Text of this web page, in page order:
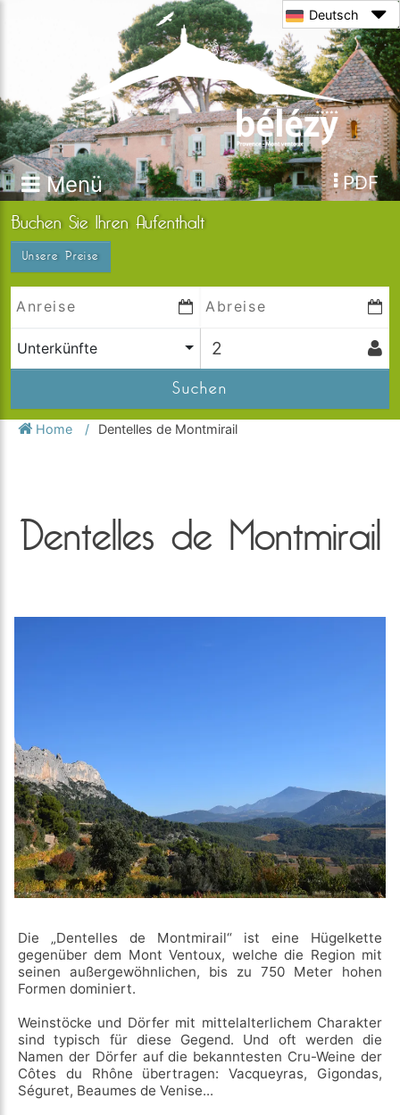
Menü PDF
Deutsch
Buchen Sie Ihren Aufenthalt
Unsere Preise
Unterkünfte
Suchen
Home Dentelles de Montmirail
Dentelles de Montmirail
Die „Dentelles de Montmirail“ ist eine Hügelkette
gegenüber dem Mont Ventoux, welche die Region mit
seinen außergewöhnlichen, bis zu 750 Meter hohen
Formen dominiert.
Weinstöcke und Dörfer mit mittelalterlichem Charakter
sind typisch für diese Gegend. Und oft werden die
Namen der Dörfer auf die bekanntesten Cru-Weine der
Côtes du Rhône übertragen: Vacqueyras, Gigondas,
Séguret, Beaumes de Venise...